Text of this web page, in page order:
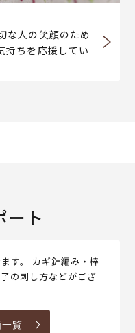
な人の笑顔のため
持ちを応援してい
ート
す。 カギ針編み・棒
の刺し方などがござ
覧